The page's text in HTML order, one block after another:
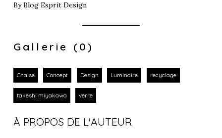
ByBlog Esprit Design
Gallerie (0)
Chaise Concept Design Luminaire recyclage
takeshi miyakawa verre
À PROPOS DE L'AUTEUR